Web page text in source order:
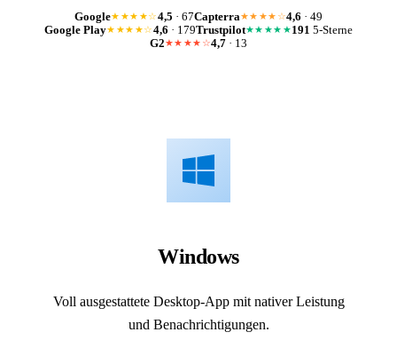
Google★★★★☆4,5 · 67Capterra★★★★☆4,6 · 49
Google Play★★★★☆4,6 · 179Trustpilot★★★★★191 5-Sterne
G2★★★★☆4,7 · 13
Windows
Voll ausgestattete Desktop-App mit nativer Leistung
und Benachrichtigungen.